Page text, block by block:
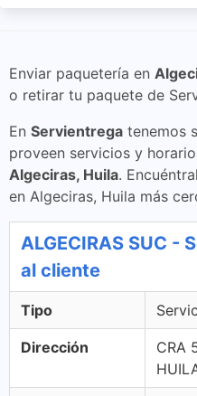
Enviar paquetería en
o retirar tu paquete de
En Servientrega tenemos
proveen servicios y
Algeciras, Huila.
en Algeciras, Huila más
ALGECIRAS SUC -
al cliente
Tipo
Dirección
CRA